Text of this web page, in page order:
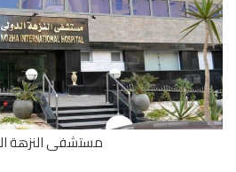
مستشفى النزهة